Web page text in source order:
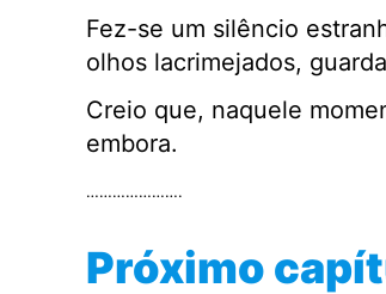
Fez-se um silêncio
olhos lacrimejados,
Creio que, naquele
embora.
………………….
Próximo